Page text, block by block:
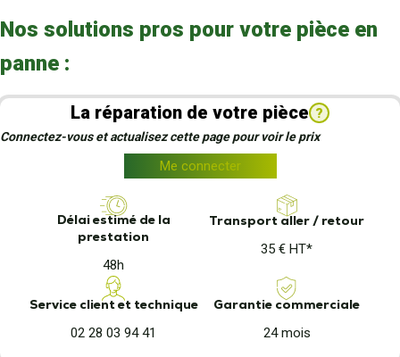
Nos solutions pros pour votre pièce en
panne :
La réparation de votre pièce ?
Connectez-vous et actualisez cette page pour voir le prix
Me connecter
Délai estimé de la
prestation
48h
Transport aller / retour
35 € HT*
Service client et technique
02 28 03 94 41
Garantie commerciale
24 mois